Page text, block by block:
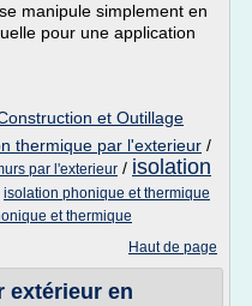
manipule simplement en
pour une application
et Outillage
thermique par l'exterieur /
par l'exterieur / isolation
isolation phonique et thermique
et thermique
Haut de page
extérieur en